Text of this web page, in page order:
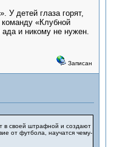
У детей глаза горят,
«Клубной
и никому не нужен.
Записан
в своей штрафной и создают
от футбола, научатся чему-